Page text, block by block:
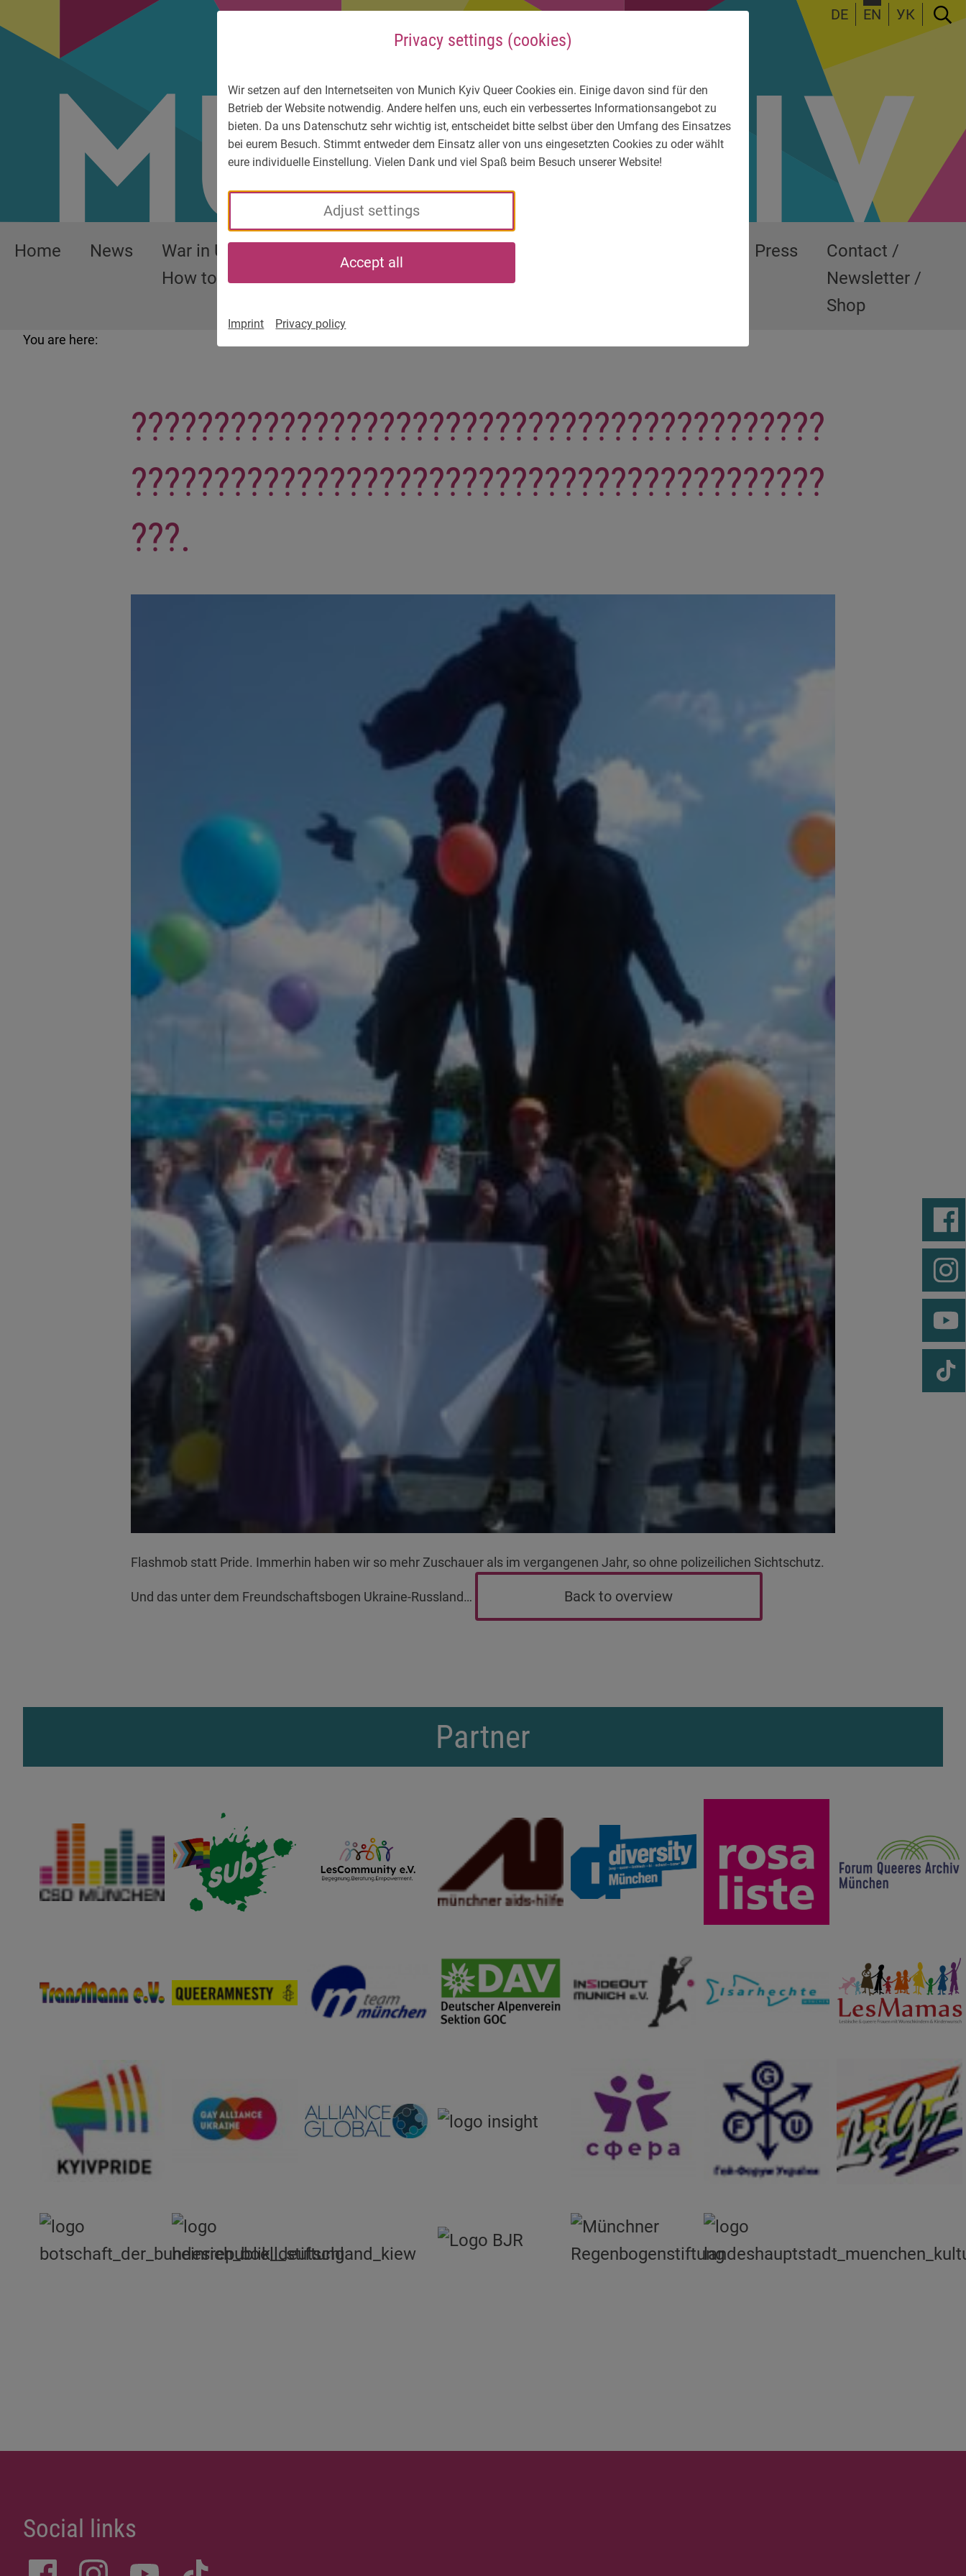
Privacy settings (cookies)
Wir setzen auf den Internetseiten von Munich Kyiv Queer Cookies ein. Einige davon sind für den
Betrieb der Website notwendig. Andere helfen uns, euch ein verbessertes Informationsangebot zu
bieten. Da uns Datenschutz sehr wichtig ist, entscheidet bitte selbst über den Umfang des Einsatzes
bei eurem Besuch. Stimmt entweder dem Einsatz aller von uns eingesetzten Cookies zu oder wählt
eure individuelle Einstellung. Vielen Dank und viel Spaß beim Besuch unserer Website!
Adjust settings
Accept all
Imprint Privacy policy
To language menu
To service information DE EN УК
Home News
War in Ukraine –
How to help
the situation?
Who
we
Press
Contact /
Newsletter /
Shop
You are here:
??????????????????????????????????????????
??????????????????????????????????????????
???.
Flashmob statt Pride. Immerhin haben wir so mehr Zuschauer als im vergangenen Jahr, so ohne polizeilichen Sichtschutz.
Und das unter dem Freundschaftsbogen Ukraine-Russland… Back to overview
Partner
Social links